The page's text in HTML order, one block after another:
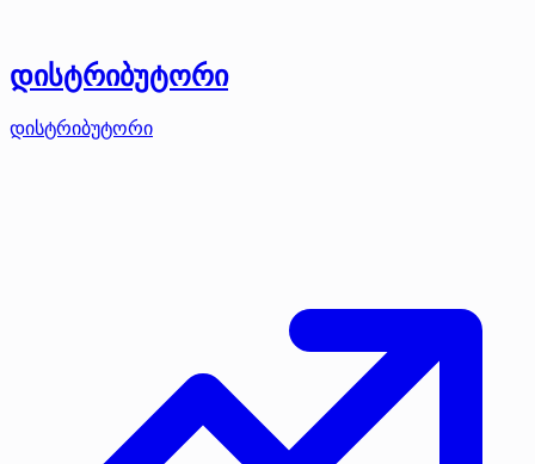
დისტრიბუტორი
დისტრიბუტორი